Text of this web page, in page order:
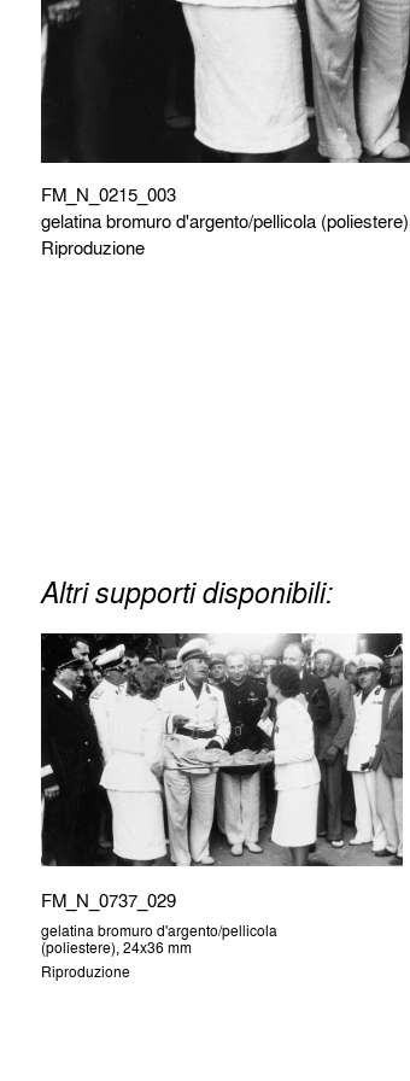
FM_N_0215_003
gelatina bromuro d'argento/pellicola
Riproduzione
Altri supporti disponibili:
FM_N_0737_029
gelatina bromuro d'argento/pellicola
(poliestere), 24x36 mm
Riproduzione